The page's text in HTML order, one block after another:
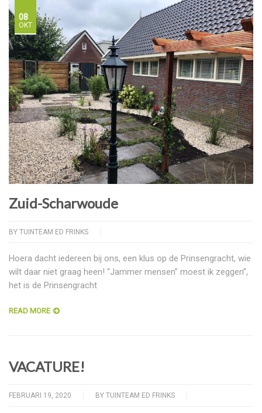
08
OKT
Zuid-Scharwoude
BY TUINTEAM ED FRINKS
Hoera dacht iedereen bij ons, een klus op de Prinsengracht, wie
wilt daar niet graag heen! “Jammer mensen” moest ik zeggen”,
het is de Prinsengracht
READ MORE
VACATURE!
FEBRUARI 19, 2020 BY TUINTEAM ED FRINKS